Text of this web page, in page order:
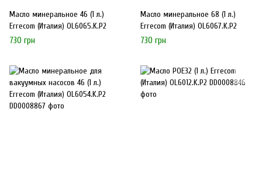
Масло минеральное 46 (1 л.)
Errecom (Италия) OL6065.K.P2
730 грн
Масло минеральное 68 (1 л.)
Errecom (Италия) OL6067.K.P2
730 грн